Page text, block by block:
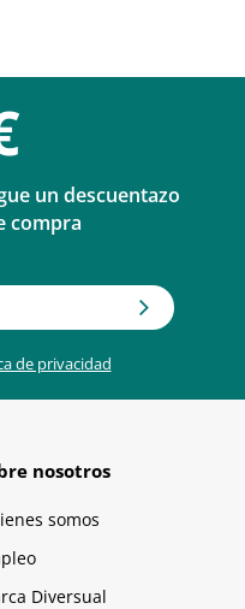
un descuentazo
compra
de privacidad
nosotros
somos
Diversual